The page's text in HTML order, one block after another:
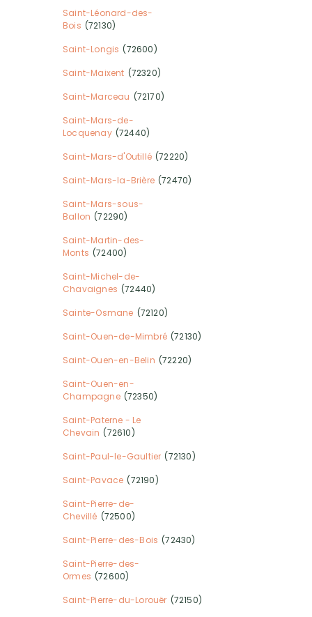
Saint-Léonard-des-
Bois (72130)
Saint-Longis (72600)
Saint-Maixent (72320)
Saint-Marceau (72170)
Saint-Mars-de-
Locquenay (72440)
Saint-Mars-d'Outillé (72220)
Saint-Mars-la-Brière (72470)
Saint-Mars-sous-
Ballon (72290)
Saint-Martin-des-
Monts (72400)
Saint-Michel-de-
Chavaignes (72440)
Sainte-Osmane (72120)
Saint-Ouen-de-Mimbré (72130)
Saint-Ouen-en-Belin (72220)
Saint-Ouen-en-
Champagne (72350)
Saint-Paterne - Le
Chevain (72610)
Saint-Paul-le-Gaultier (72130)
Saint-Pavace (72190)
Saint-Pierre-de-
Chevillé (72500)
Saint-Pierre-des-Bois (72430)
Saint-Pierre-des-
Ormes (72600)
Saint-Pierre-du-Lorouër (72150)